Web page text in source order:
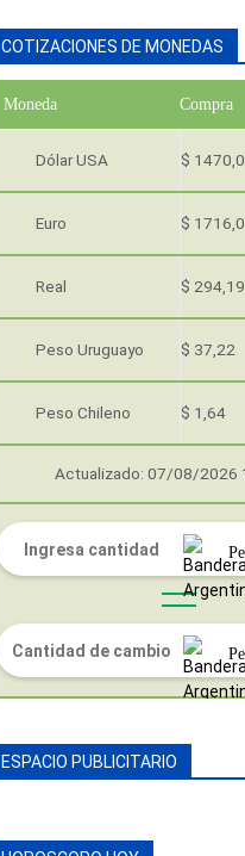
COTIZACIONES DE MONEDAS
Moneda Compra
Dólar USA $
Euro $
Real $ 294,19
Peso Uruguayo $ 37,22
Peso Chileno $ 1,64
Actualizado: 07/08/2026
ESPACIO PUBLICITARIO